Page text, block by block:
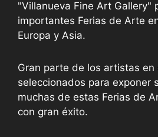
"Villanueva Fine Art Gallery"
importantes Ferias de Arte
Europa y Asia.
Gran parte de los artistas
seleccionados para exponer
muchas de estas Ferias de
con gran éxito.